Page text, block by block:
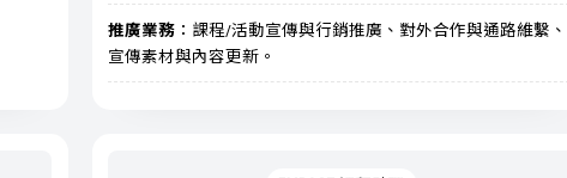
推廣業務 ：課程/活動宣傳與行銷推廣、對外合作與通路維繫、
宣傳素材與內容更新。